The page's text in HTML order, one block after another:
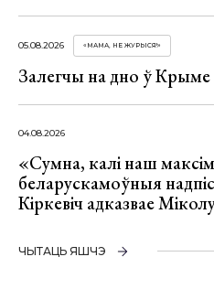
05.08.2026 «МАМА, НЕ ЖУРЫСЯ!»
Залегчы на дно ў Крыме
04.08.2026
«Сумна, калі наш
беларускамоўныя
Кіркевіч адказвае
ЧЫТАЦЬ ЯШЧЭ